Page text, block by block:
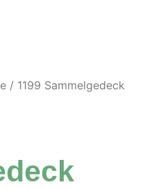
/ 1199 Sammelgedeck